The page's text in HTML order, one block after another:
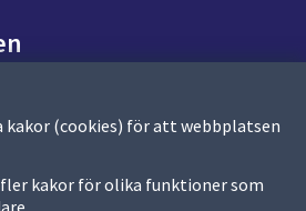
kakor (cookies) för att webbplatsen
kakor för olika funktioner som
diarium